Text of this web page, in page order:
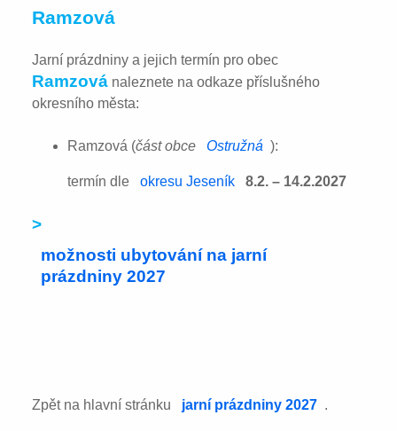
Ramzová
Jarní prázdniny a jejich termín pro obec
Ramzová naleznete na odkaze příslušného
okresního města:
Ramzová (část obce Ostružná ):
termín dle okresu Jeseník 8.2. – 14.2.2027
>
možnosti ubytování na jarní
prázdniny 2027
Zpět na hlavní stránku jarní prázdniny 2027 .